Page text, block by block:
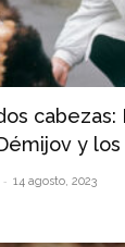
cabezas:
y
- 14 agosto, 2023